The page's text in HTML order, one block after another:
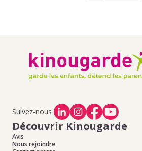
Suivez-nous
Découvrir Kinougarde
Avis
Nous rejoindre